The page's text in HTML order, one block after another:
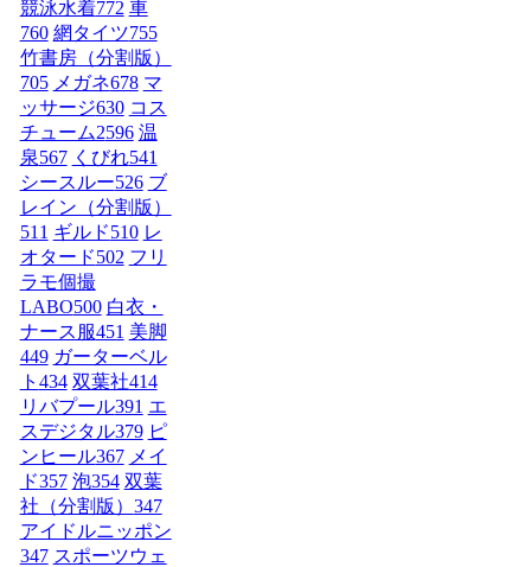
競泳水着772 車
760 網タイツ755
竹書房（分割版）
705 メガネ678 マ
ッサージ630 コス
チューム2596 温
泉567 くびれ541
シースルー526 ブ
レイン（分割版）
511 ギルド510 レ
オタード502 フリ
ラモ個撮
LABO500 白衣・
ナース服451 美脚
449 ガーターベル
ト 434 双葉社414
リバプール391 エ
スデジタル379 ピ
ンヒール367 メイ
ド357 泡354 双葉
社（分割版） 347
アイドルニッポン
347 スポーツウェ